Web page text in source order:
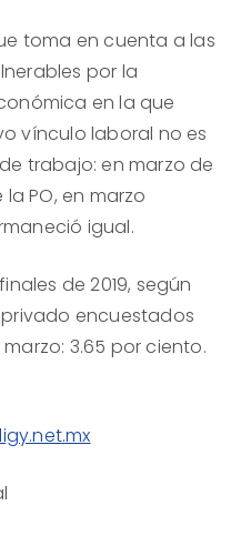
toma en cuenta a las
por la
en la que
vínculo laboral no es
trabajo: en marzo de
PO, en marzo
igual.
de 2019, según
encuestados
3.65 por ciento.